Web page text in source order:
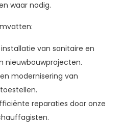
waar nodig.
van sanitaire en
nieuwbouwprojecten.
modernisering van
reparaties door onze